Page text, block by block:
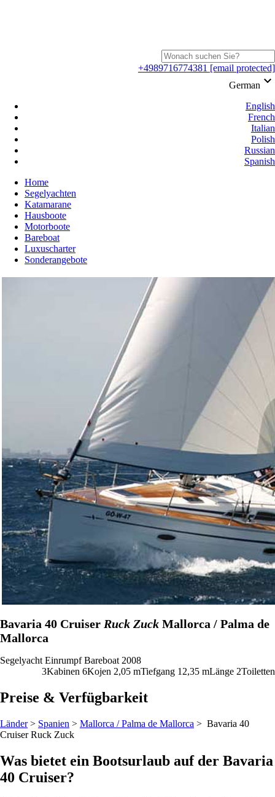
+4989716774381 [email protected]
German keyboard_arrow_down
English
French
Italian
Polish
Russian
Spanish
Home
Segelyachten
Katamarane
Hausboote
Motorboote
Bareboat
Luxuscharter
Sonderangebote
Bavaria 40 Cruiser Ruck Zuck Mallorca / Palma de
Mallorca
Segelyacht Einrumpf Bareboat 2008
3Kabinen 6Kojen 2,05 mTiefgang 12,35 mLänge 2Toiletten
Preise & Verfügbarkeit
Länder> Spanien > Mallorca / Palma de Mallorca > Bavaria 40
CruiserRuck Zuck
Was bietet ein Bootsurlaub auf der Bavaria
40 Cruiser?